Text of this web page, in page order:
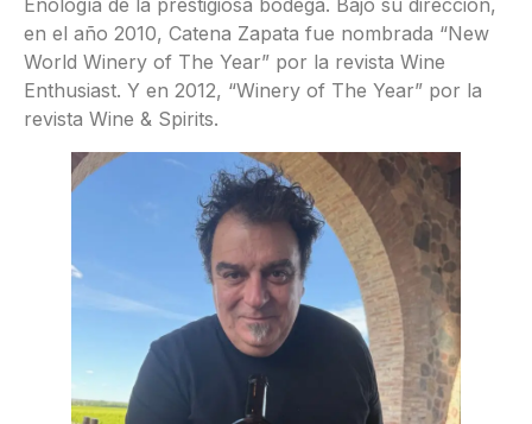
Enología de la prestigiosa bodega. Bajo su dirección,
en el año 2010, Catena Zapata fue nombrada “New
World Winery of The Year” por la revista Wine
Enthusiast. Y en 2012, “Winery of The Year” por la
revista Wine & Spirits.